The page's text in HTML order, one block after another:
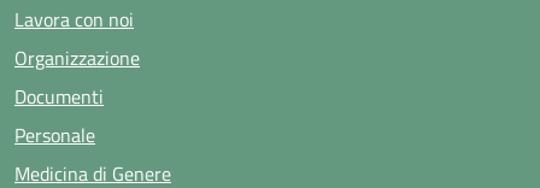
Lavora con noi
Organizzazione
Documenti
Personale
Medicina di Genere